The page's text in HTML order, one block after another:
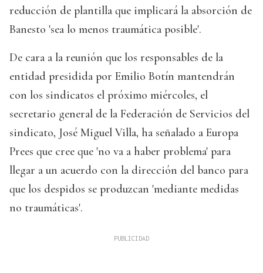
reducción de plantilla que implicará la absorción de
Banesto 'sea lo menos traumática posible'.
De cara a la reunión que los responsables de la
entidad presidida por Emilio Botín mantendrán
con los sindicatos el próximo miércoles, el
secretario general de la Federación de Servicios del
sindicato, José Miguel Villa, ha señalado a Europa
Prees que cree que 'no va a haber problema' para
llegar a un acuerdo con la dirección del banco para
que los despidos se produzcan 'mediante medidas
no traumáticas'.